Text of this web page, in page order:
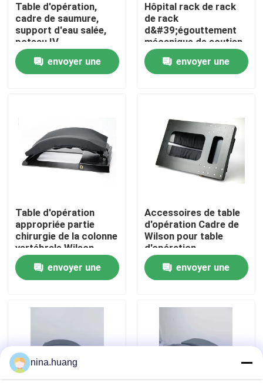
Aperçu
Visite d'usine
Contact
nouvelles
Accessoires pour table d'opération
Électro table hydraulique d'opération
Circuit hydraulique de Tableau d'opération
Table d'opération,
cadre de saumure,
support d'eau salée,
poteau IV
envoyer une
Hôpital rack de rack
de rack
d&#39;égouttement
mécanique de soutien
à l&#39;eau salée
assistéeenvoyer une
Table d'opération
appropriée partie
chirurgie de la colonne
vertébrale Wilson
cadre de la colonne
vertébraleenvoyer une
Accessoires de table
d'opération Cadre de
Wilson pour table
d'opération
envoyer une
nina.huang